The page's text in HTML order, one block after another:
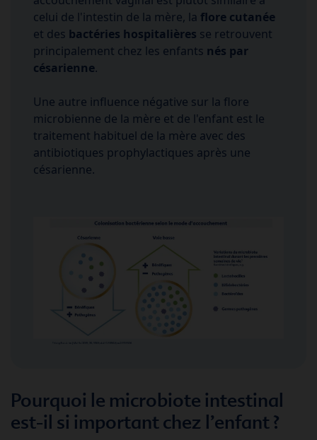
celui de l'intestin de la mère, la flore cutanée
et des bactéries hospitalières se retrouvent
principalement chez les enfants nés par
césarienne.
Une autre influence négative sur la flore
microbienne de la mère et de l'enfant est le
traitement habituel de la mère avec des
antibiotiques prophylactiques après une
césarienne.
Pourquoi le microbiote intestinal
est-il si important chez l’enfant ?